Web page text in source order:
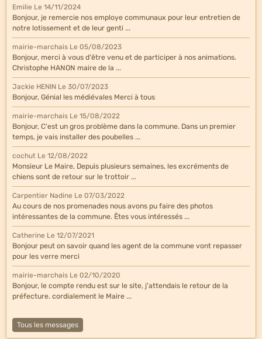
Emilie Le 14/11/2024
Bonjour, je remercie nos employe communaux pour leur entretien de
notre lotissement et de leur genti ...
mairie-marchais Le 05/08/2023
Bonjour, merci à vous d'être venu et de participer à nos animations.
Christophe HANON maire de la ...
Jackie HENIN Le 30/07/2023
Bonjour, Génial les médiévales Merci à tous
mairie-marchais Le 15/08/2022
Bonjour, C'est un gros problème dans la commune. Dans un premier
temps, je vais installer des poubelles ...
cochut Le 12/08/2022
Monsieur Le Maire, Depuis plusieurs semaines, les excréments de
chiens sont de retour sur le trottoir ...
Carpentier Nadine Le 07/03/2022
Au cours de nos promenades nous avons pu faire des photos
intéressantes de la commune. Êtes vous intéressés ...
Catherine Le 12/07/2021
Bonjour peut on savoir quand les agent de la commune vont repasser
pour les verre merci
mairie-marchais Le 02/10/2020
Bonjour, le compte rendu est sur le site, j'attendais le retour de la
préfecture. cordialement le Maire ...
Tous les messages